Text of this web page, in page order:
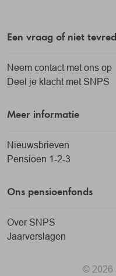
Een vraag of niet
Neem contact met ons op
Deel je klacht met SNPS
Meer informatie
Nieuwsbrieven
Pensioen 1-2-3
Ons pensioenfonds
Over SNPS
Jaarverslagen
© 2026